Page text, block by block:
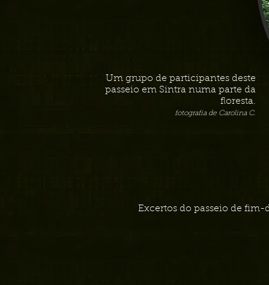
Um grupo de participantes deste
passeio em Sintra numa parte da
floresta.
fotografia de Carolina C.
Excertos do passeio de fim-